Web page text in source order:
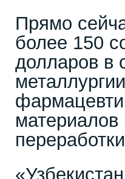
Прямо
более 150
долларов в
материалов